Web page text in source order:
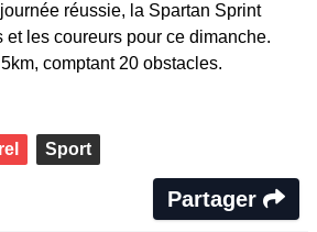
réussie, la Spartan Sprint
et les coureurs pour ce dimanche.
comptant 20 obstacles.
Sport
Partager